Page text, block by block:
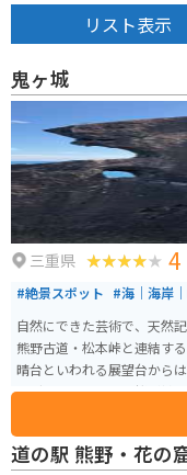
リスト表示
鬼ヶ城
三重県 4
#絶景スポット #海｜海岸
自然にできた芸術で、天然
熊野古道・松本峠と連結す
晴台といわれる展望台からは、熊野灘
ングコースは一面、桜が植
へと開花します。春の季節
道の駅 熊野・花の